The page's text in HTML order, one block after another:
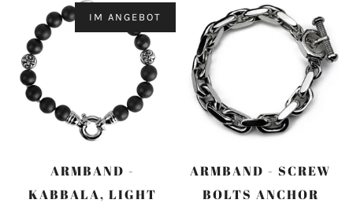
IM ANGEBOT
ARMBAND -
KABBALA, LIGHT
ARMBAND - SCREW
BOLTS ANCHOR